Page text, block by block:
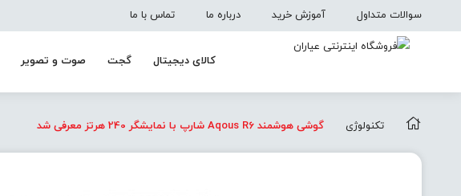
سوالات متداول آموزش خرید درباره ما تماس با ما
کالای دیجیتال گجت صوت و تصویر
تکنولوژی گوشی هوشمند Aqous R6 شارپ با نمایشگر 240 هرتز معرفی شد